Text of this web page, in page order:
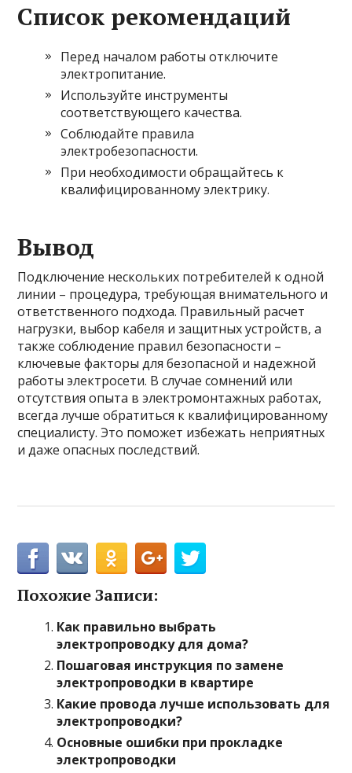
Список рекомендаций
Перед началом работы отключите
электропитание.
Используйте инструменты
соответствующего качества.
Соблюдайте правила
электробезопасности.
При необходимости обращайтесь к
квалифицированному электрику.
Вывод
Подключение нескольких потребителей к одной
линии – процедура, требующая внимательного и
ответственного подхода. Правильный расчет
нагрузки, выбор кабеля и защитных устройств, а
также соблюдение правил безопасности –
ключевые факторы для безопасной и надежной
работы электросети. В случае сомнений или
отсутствия опыта в электромонтажных работах,
всегда лучше обратиться к квалифицированному
специалисту. Это поможет избежать неприятных
и даже опасных последствий.
Похожие Записи:
Как правильно выбрать
электропроводку для дома?
Пошаговая инструкция по замене
электропроводки в квартире
Какие провода лучше использовать для
электропроводки?
Основные ошибки при прокладке
электропроводки